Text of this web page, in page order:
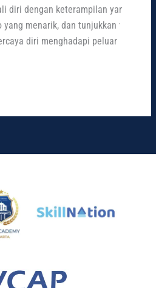
diri dengan keterampilan yang
menarik, dan tunjukkan value
diri menghadapi peluang